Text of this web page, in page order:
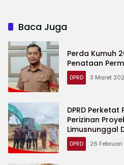
Baca Juga
Perda Kumuh
Penataan
DPRD 3 Maret
DPRD
Perizinan
Limusnunggal
DPRD 26